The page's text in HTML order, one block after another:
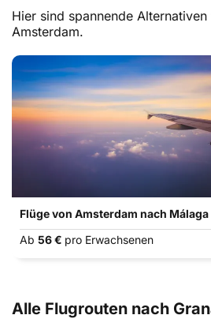
Hier sind spannende
Amsterdam.
Flüge von Amsterdam nach Málaga
Ab 56 € pro Erwachsenen
Alle Flugrouten nach